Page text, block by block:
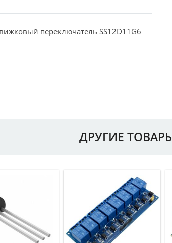
переключатель SS12D11G6
ДРУГИЕ